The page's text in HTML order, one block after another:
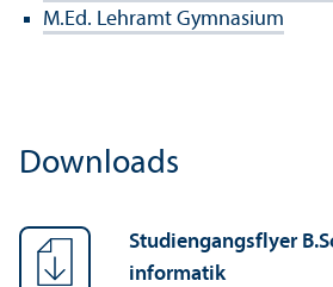
M.Ed. Lehr­amt Gymnasium
Downloads
Studien­gangs­flyer
informatik